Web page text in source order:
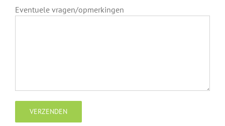
Eventuele vragen/opmerkingen